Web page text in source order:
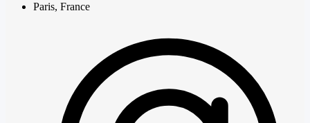
Paris, France